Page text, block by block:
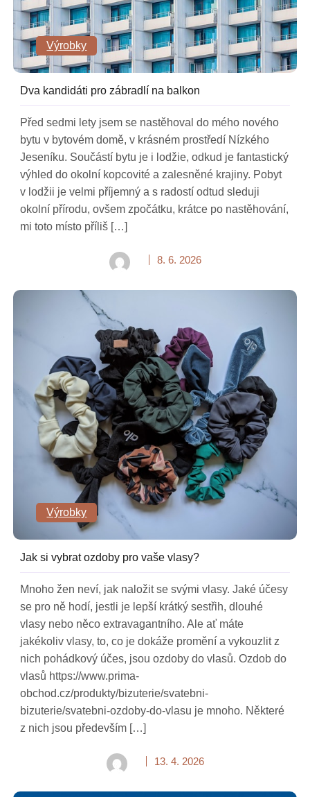
Výrobky
Dva kandidáti pro zábradlí na balkon
Před sedmi lety jsem se nastěhoval do mého nového
bytu v bytovém domě, v krásném prostředí Nízkého
Jeseníku. Součástí bytu je i lodžie, odkud je fantastický
výhled do okolní kopcovité a zalesněné krajiny. Pobyt
v lodžii je velmi příjemný a s radostí odtud sleduji
okolní přírodu, ovšem zpočátku, krátce po nastěhování,
mi toto místo příliš […]
8. 6. 2026
Výrobky
Jak si vybrat ozdoby pro vaše vlasy?
Mnoho žen neví, jak naložit se svými vlasy. Jaké účesy
se pro ně hodí, jestli je lepší krátký sestřih, dlouhé
vlasy nebo něco extravagantního. Ale ať máte
jakékoliv vlasy, to, co je dokáže promění a vykouzlit z
nich pohádkový účes, jsou ozdoby do vlasů. Ozdob do
vlasů https://www.prima-
obchod.cz/produkty/bizuterie/svatebni-
bizuterie/svatebni-ozdoby-do-vlasu je mnoho. Některé
z nich jsou především […]
13. 4. 2026